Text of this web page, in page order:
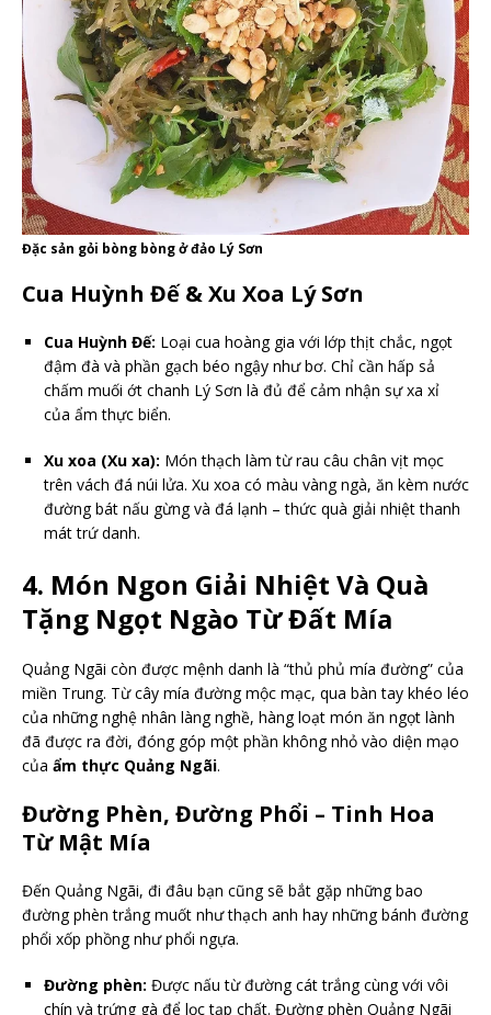
Đặc sản gỏi bòng bòng ở đảo Lý Sơn
Cua Huỳnh Đế & Xu Xoa Lý Sơn
Cua Huỳnh Đế: Loại cua hoàng gia với lớp thịt chắc, ngọt
đậm đà và phần gạch béo ngậy như bơ. Chỉ cần hấp sả
chấm muối ớt chanh Lý Sơn là đủ để cảm nhận sự xa xỉ
của ẩm thực biển.
Xu xoa (Xu xa): Món thạch làm từ rau câu chân vịt mọc
trên vách đá núi lửa. Xu xoa có màu vàng ngà, ăn kèm nước
đường bát nấu gừng và đá lạnh – thức quà giải nhiệt thanh
mát trứ danh.
4. Món Ngon Giải Nhiệt Và Quà
Tặng Ngọt Ngào Từ Đất Mía
Quảng Ngãi còn được mệnh danh là “thủ phủ mía đường” của
miền Trung. Từ cây mía đường mộc mạc, qua bàn tay khéo léo
của những nghệ nhân làng nghề, hàng loạt món ăn ngọt lành
đã được ra đời, đóng góp một phần không nhỏ vào diện mạo
của ẩm thực Quảng Ngãi.
Đường Phèn, Đường Phổi – Tinh Hoa
Từ Mật Mía
Đến Quảng Ngãi, đi đâu bạn cũng sẽ bắt gặp những bao
đường phèn trắng muốt như thạch anh hay những bánh đường
phổi xốp phồng như phổi ngựa.
Đường phèn: Được nấu từ đường cát trắng cùng với vôi
chín và trứng gà để lọc tạp chất. Đường phèn Quảng Ngãi